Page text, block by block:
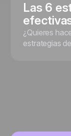
Las 6
¿Quieres
estrategias